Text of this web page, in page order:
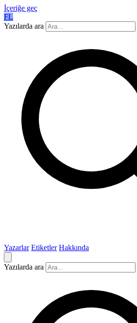
İçeriğe geç
FL
Yazılarda ara
Yazarlar Etiketler Hakkında
Yazılarda ara